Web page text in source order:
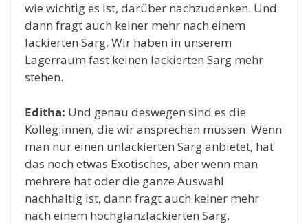
wie wichtig es ist, darüber nachzudenken. Und
dann fragt auch keiner mehr nach einem
lackierten Sarg. Wir haben in unserem
Lagerraum fast keinen lackierten Sarg mehr
stehen.
Editha: Und genau deswegen sind es die
Kolleg:innen, die wir ansprechen müssen. Wenn
man nur einen unlackierten Sarg anbietet, hat
das noch etwas Exotisches, aber wenn man
mehrere hat oder die ganze Auswahl
nachhaltig ist, dann fragt auch keiner mehr
nach einem hochglanzlackierten Sarg.